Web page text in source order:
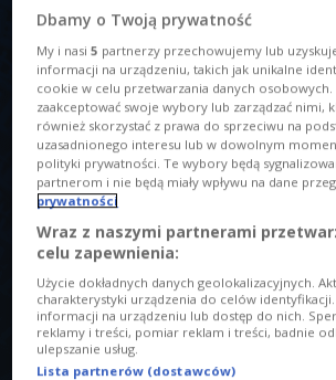
O AUDYCJI
00:00
Pasjonauci2018/02/24
Tytuł
Pasjonauci2018/02/24 11:00
Prowadzący
Kwiatkowska Beata
Dbamy o Twoją prywatność
My i nasi5 partnerzy przechowujemy lub
informacji na urządzeniu, takich jak unikalne
cookie w celu przetwarzania danych
zaakceptować swoje wybory lub zarządzać nimi,
również skorzystać z prawa do sprzeciwu na
uzasadnionego interesu lub w dowolnym
polityki prywatności. Te wybory będą
partnerom i nie będą miały wpływu na dane
prywatności
Wraz z naszymi partnerami
celu zapewnienia:
Użycie dokładnych danych geolokalizacyjnych.
charakterystyki urządzenia do celów
informacji na urządzeniu lub dostęp do nich.
reklamy i treści, pomiar reklam i treści, badnie
ulepszanie usług.
Lista partnerów (dostawców)